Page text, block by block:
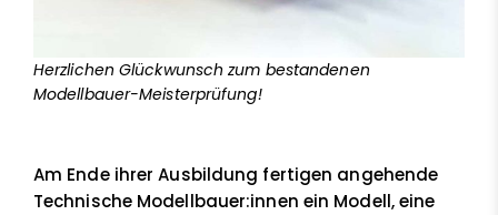
Herzlichen Glückwunsch zum bestandenen
Modellbauer-Meisterprüfung!
Am Ende ihrer Ausbildung fertigen angehende
Technische Modellbauer:innen ein Modell, eine